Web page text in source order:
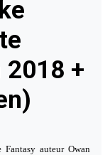
2018 +
auteur Owan